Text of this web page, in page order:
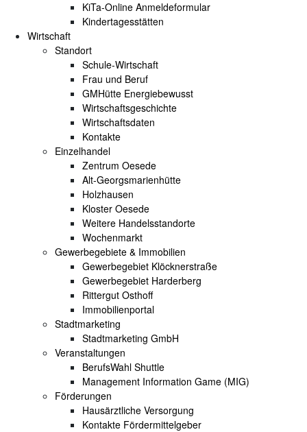
KiTa-Online Anmeldeformular
Kindertagesstätten
Wirtschaft
Standort
Schule-Wirtschaft
Frau und Beruf
GMHütte Energiebewusst
Wirtschaftsgeschichte
Wirtschaftsdaten
Kontakte
Einzelhandel
Zentrum Oesede
Alt-Georgsmarienhütte
Holzhausen
Kloster Oesede
Weitere Handelsstandorte
Wochenmarkt
Gewerbegebiete & Immobilien
Gewerbegebiet Klöcknerstraße
Gewerbegebiet Harderberg
Rittergut Osthoff
Immobilienportal
Stadtmarketing
Stadtmarketing GmbH
Veranstaltungen
BerufsWahl Shuttle
Management Information Game (MIG)
Förderungen
Hausärztliche Versorgung
Kontakte Fördermittelgeber